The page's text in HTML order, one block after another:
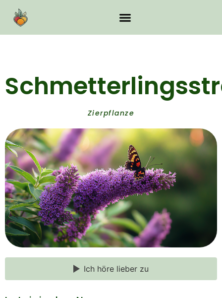
Zierpflanze
Ich höre lieber zu